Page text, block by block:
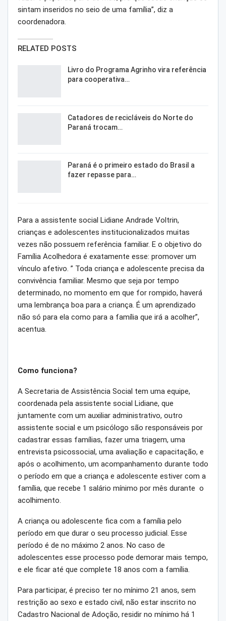
sintam inseridos no seio de uma família”, diz a
coordenadora.
RELATED POSTS
Livro do Programa Agrinho vira referência
para cooperativa…
Catadores de recicláveis do Norte do
Paraná trocam…
Paraná é o primeiro estado do Brasil a
fazer repasse para…
Para a assistente social Lidiane Andrade Voltrin,
crianças e adolescentes institucionalizados muitas
vezes não possuem referência familiar. E o objetivo do
Família Acolhedora é exatamente esse: promover um
vínculo afetivo. ” Toda criança e adolescente precisa da
convivência familiar. Mesmo que seja por tempo
determinado, no momento em que for rompido, haverá
uma lembrança boa para a criança. É um aprendizado
não só para ela como para a família que irá a acolher”,
acentua.
Como funciona?
A Secretaria de Assistência Social tem uma equipe,
coordenada pela assistente social Lidiane, que
juntamente com um auxiliar administrativo, outro
assistente social e um psicólogo são responsáveis por
cadastrar essas famílias, fazer uma triagem, uma
entrevista psicossocial, uma avaliação e capacitação, e
após o acolhimento, um acompanhamento durante todo
o período em que a criança e adolescente estiver com a
família, que recebe 1 salário mínimo por mês durante o
acolhimento.
A criança ou adolescente fica com a família pelo
período em que durar o seu processo judicial. Esse
período é de no máximo 2 anos. No caso de
adolescentes esse processo pode demorar mais tempo,
e ele ficar até que complete 18 anos com a família.
Para participar, é preciso ter no mínimo 21 anos, sem
restrição ao sexo e estado civil, não estar inscrito no
Cadastro Nacional de Adoção, residir no mínimo há 1